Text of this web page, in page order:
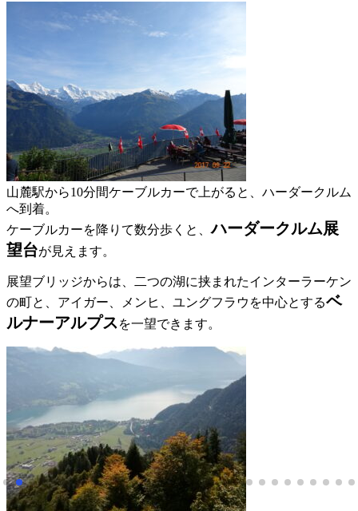
山麓駅から10分間ケーブルカーで上がると、ハーダークルム
へ到着。
ケーブルカーを降りて数分歩くと、ハーダークルム展
望台が見えます。
展望ブリッジからは、二つの湖に挟まれたインターラーケン
の町と、アイガー、メンヒ、ユングフラウを中心とするベ
ルナーアルプスを一望できます。